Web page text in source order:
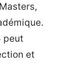
peut
et